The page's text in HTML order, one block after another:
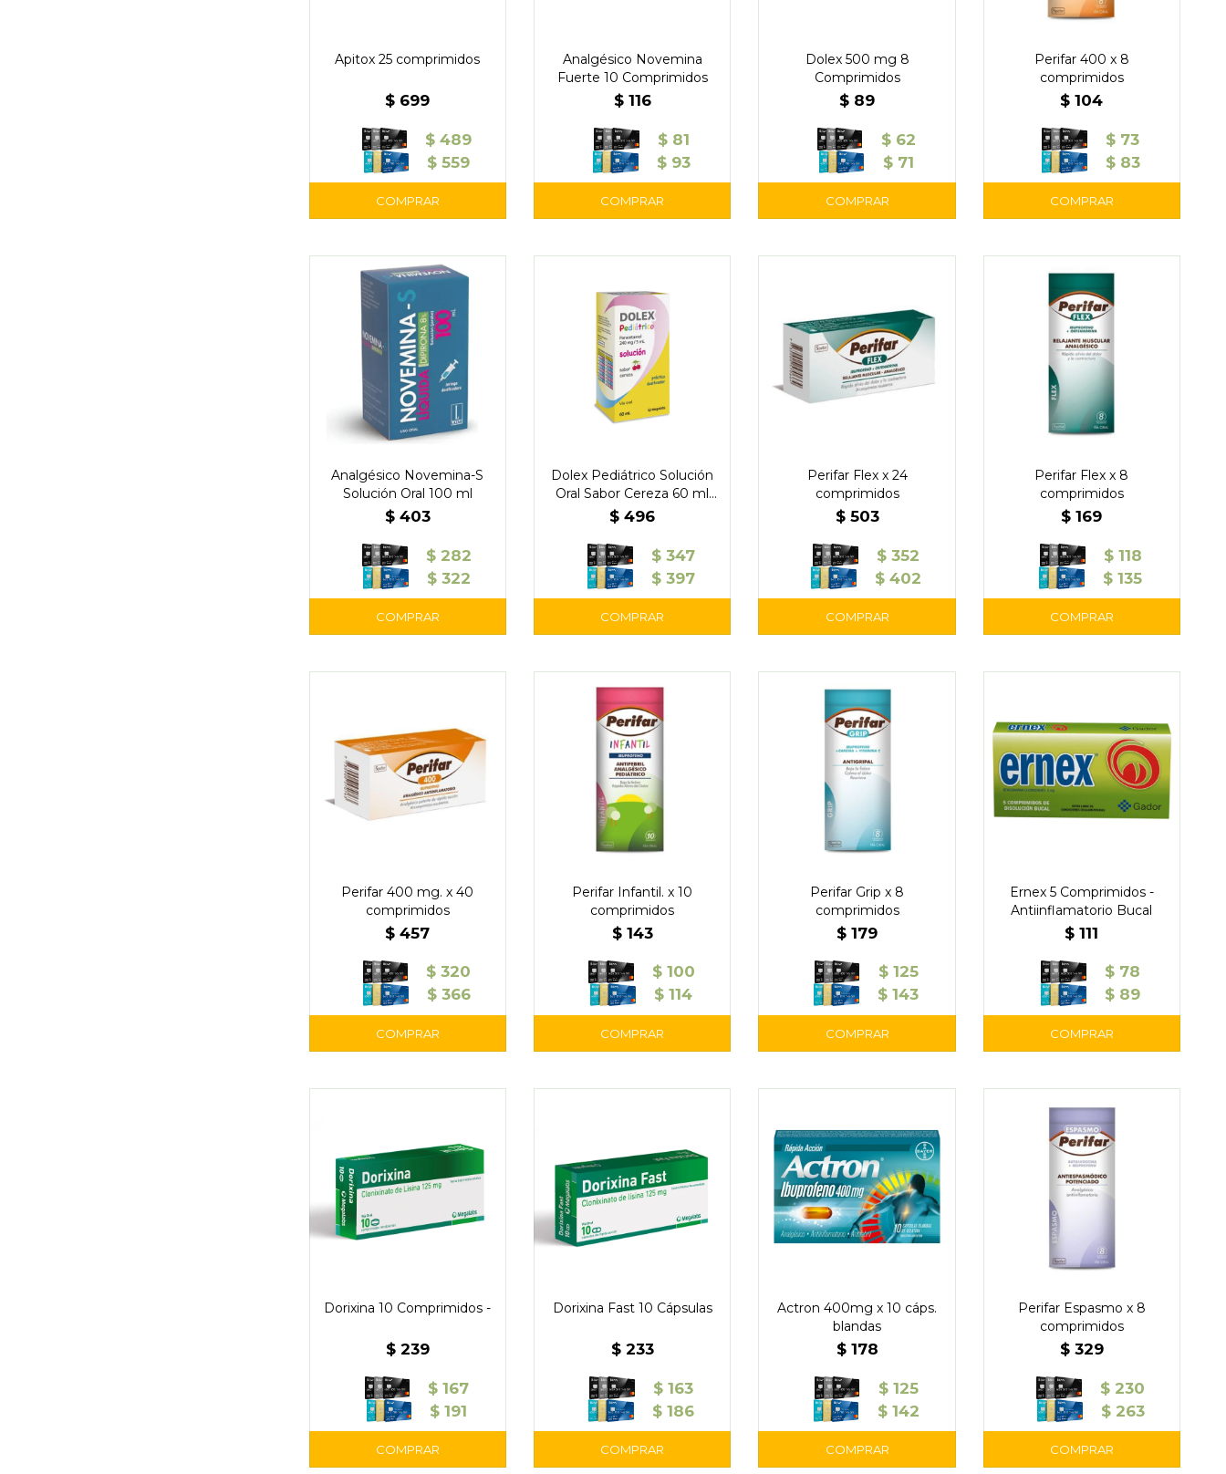
Apitox 25 comprimidos
$ 699
$ 489
$ 559
Analgésico Novemina
Fuerte 10 Comprimidos
$ 116
$ 81
$ 93
Dolex 500 mg 8
Comprimidos
$ 89
$ 62
$ 71
Perifar 400 x 8
comprimidos
$ 104
$ 73
$ 83
Analgésico Novemina-S
Solución Oral 100 ml
$ 403
$ 282
$ 322
Dolex Pediátrico Solución
Oral Sabor Cereza 60 ml
con Gotero
$ 496
$ 347
$ 397
Perifar Flex x 24
comprimidos
$ 503
$ 352
$ 402
Perifar Flex x 8
comprimidos
$ 169
$ 118
$ 135
Perifar 400 mg. x 40
comprimidos
$ 457
$ 320
$ 366
Perifar Infantil. x 10
comprimidos
$ 143
$ 100
$ 114
Perifar Grip x 8
comprimidos
$ 179
$ 125
$ 143
Ernex 5 Comprimidos -
Antiinflamatorio Bucal
$ 111
$ 78
$ 89
Dorixina 10 Comprimidos -
$ 239
$ 167
$ 191
Dorixina Fast 10 Cápsulas
$ 233
$ 163
$ 186
Actron 400mg x 10 cáps.
blandas
$ 178
$ 125
$ 142
Perifar Espasmo x 8
comprimidos
$ 329
$ 230
$ 263